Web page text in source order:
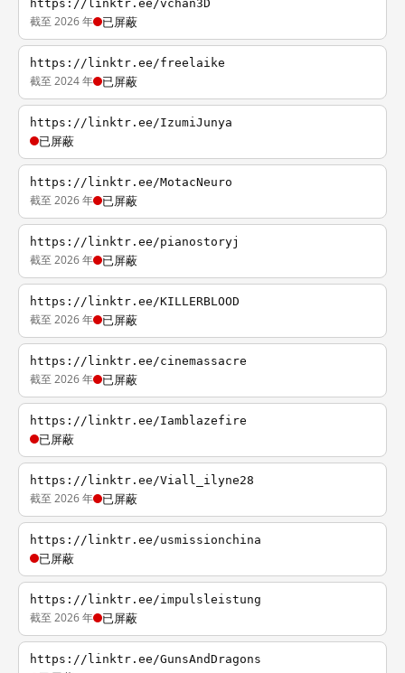
https://linktr.ee/vchan3D
截至 2026 年 已屏蔽
https://linktr.ee/freelaike
截至 2024 年 已屏蔽
https://linktr.ee/IzumiJunya
已屏蔽
https://linktr.ee/MotacNeuro
截至 2026 年 已屏蔽
https://linktr.ee/pianostoryj
截至 2026 年 已屏蔽
https://linktr.ee/KILLERBLOOD
截至 2026 年 已屏蔽
https://linktr.ee/cinemassacre
截至 2026 年 已屏蔽
https://linktr.ee/Iamblazefire
已屏蔽
https://linktr.ee/Viall_ilyne28
截至 2026 年 已屏蔽
https://linktr.ee/usmissionchina
已屏蔽
https://linktr.ee/impulsleistung
截至 2026 年 已屏蔽
https://linktr.ee/GunsAndDragons